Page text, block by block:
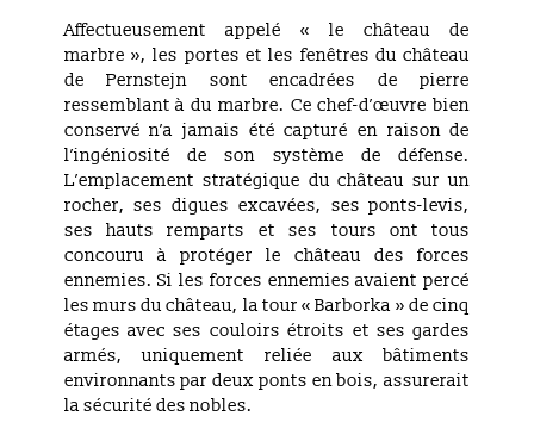
Affectueusement appelé « le château de
marbre », les portes et les fenêtres du château
de Pernstejn sont encadrées de pierre
ressemblant à du marbre. Ce chef-d’œuvre bien
conservé n’a jamais été capturé en raison de
l’ingéniosité de son système de défense.
L’emplacement stratégique du château sur un
rocher, ses digues excavées, ses ponts-levis,
ses hauts remparts et ses tours ont tous
concouru à protéger le château des forces
ennemies. Si les forces ennemies avaient percé
les murs du château, la tour « Barborka » de cinq
étages avec ses couloirs étroits et ses gardes
armés, uniquement reliée aux bâtiments
environnants par deux ponts en bois, assurerait
la sécurité des nobles.